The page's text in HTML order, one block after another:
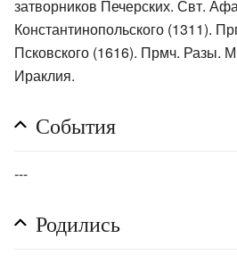
затворников Печерских. Свт.
Константинопольского (1311).
Псковского (1616). Прмч. Разы.
Ираклия.
События
---
Родились